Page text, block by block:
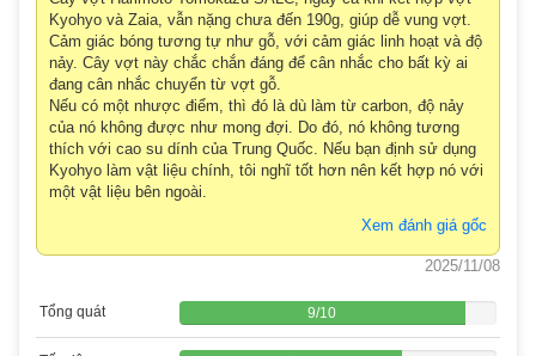
Kyohyo và Zaia, vẫn nặng chưa đến 190g, giúp dễ vung vợt.
Cảm giác bóng tương tự như gỗ, với cảm giác linh hoạt và độ
nảy. Cây vợt này chắc chắn đáng để cân nhắc cho bất kỳ ai
đang cân nhắc chuyển từ vợt gỗ.
Nếu có một nhược điểm, thì đó là dù làm từ carbon, độ nảy
của nó không được như mong đợi. Do đó, nó không tương
thích với cao su dính của Trung Quốc. Nếu bạn định sử dụng
Kyohyo làm vật liệu chính, tôi nghĩ tốt hơn nên kết hợp nó với
một vật liệu bên ngoài.
Xem đánh giá gốc
2025/11/08
Tổng quát 9/10